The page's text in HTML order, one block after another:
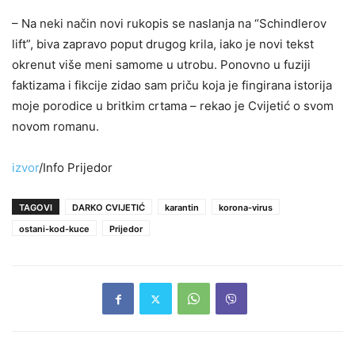
– Na neki način novi rukopis se naslanja na “Schindlerov
lift”, biva zapravo poput drugog krila, iako je novi tekst
okrenut više meni samome u utrobu. Ponovno u fuziji
faktizama i fikcije zidao sam priču koja je fingirana istorija
moje porodice u britkim crtama – rekao je Cvijetić o svom
novom romanu.
izvor/Info Prijedor
TAGOVI DARKO CVIJETIĆ karantin
korona-virus
ostani-kod-kuce
Prijedor